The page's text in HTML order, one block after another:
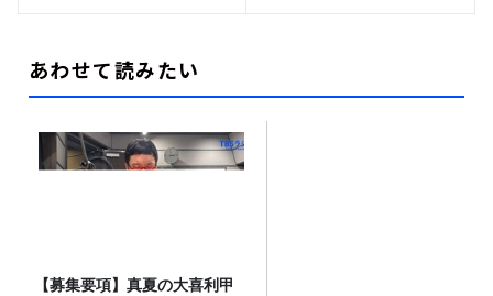
あわせて読みたい
【募集要項】真夏の大喜利甲